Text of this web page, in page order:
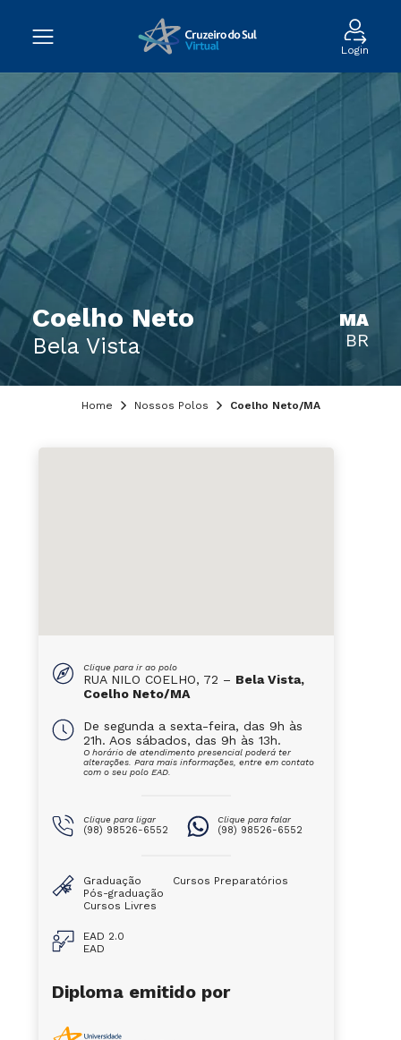
Login
Coelho Neto
Bela Vista
MA
BR
Home Nossos Polos Coelho Neto/MA
Clique para ir ao polo
RUA NILO COELHO, 72 – Bela Vista,
Coelho Neto/MA
De segunda a sexta-feira, das 9h às
21h. Aos sábados, das 9h às 13h.
O horário de atendimento presencial poderá ter
alterações. Para mais informações, entre em contato
com o seu polo EAD.
Clique para ligar
(98) 98526-6552
Clique para falar
(98) 98526-6552
Graduação
Pós-graduação
Cursos Livres
Cursos Preparatórios
EAD 2.0
EAD
Diploma emitido por